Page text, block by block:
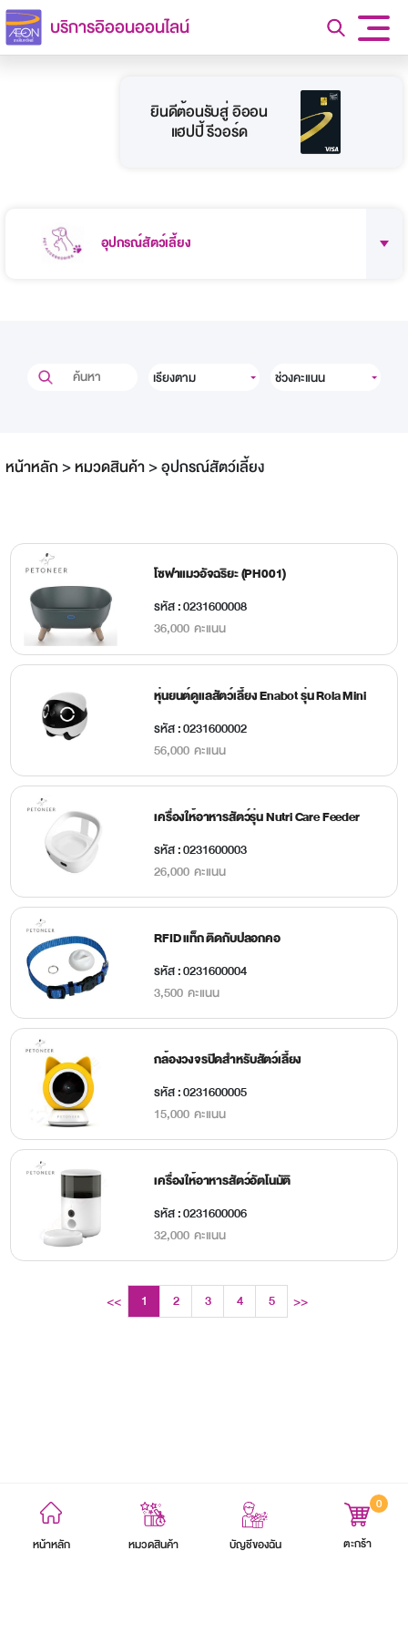
บริการอิออนออนไลน์
ยินดีต้อนรับสู่ อิออน
แฮปปี้ รีวอร์ด
อุปกรณ์สัตว์เลี้ยง
เรียงตาม ช่วงคะแนน
หน้าหลัก >หมวดสินค้า>อุปกรณ์สัตว์เลี้ยง
โซฟาแมวอัจฉริยะ (PH001)
รหัส : 0231600008
36,000 คะแนน
หุ่นยนต์ดูแลสัตว์เลี้ยง Enabot รุ่น Rola Mini
รหัส : 0231600002
56,000 คะแนน
เครื่องให้อาหารสัตว์รุ่น Nutri Care Feeder
รหัส : 0231600003
26,000 คะแนน
RFID แท็ก ติดกับปลอกคอ
รหัส : 0231600004
3,500 คะแนน
กล้องวงจรปิดสำหรับสัตว์เลี้ยง
รหัส : 0231600005
15,000 คะแนน
เครื่องให้อาหารสัตว์อัตโนมัติ
รหัส : 0231600006
32,000 คะแนน
<< 1 2 3 4 5 >>
หน้าหลัก หมวดสินค้า บัญชีของฉัน
0
ตะกร้า
ข้อตกลงและเงื่อนไข นโยบายความเป็นส่วนตัว แผนผังเว็บไซต์